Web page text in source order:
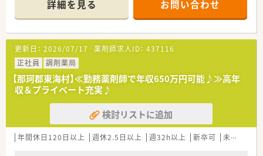
詳細を見る お問い合わせ
更新日： 2026/07/17 薬剤師求人ID： 437116
正社員
調剤薬局
【那珂郡東海村】≪勤務薬剤師で年収650万円可能♪≫高年
収＆プライベート充実♪
検討リストに追加
年間休日120日以上 週休2.5日以上 週32h以上 新卒可 未経験可